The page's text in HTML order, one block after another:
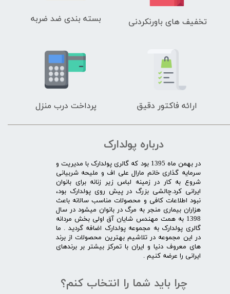
تخفیف های باورنکردنی بسته بندی ضد ضربه
ارائه فاکتور دقیق پرداخت درب منزل
درباره پولدارک
در بهمن ماه 1395 بود که گالری پولدارک با مدیریت و
سرمایه گذاری خانم مارال علی اف و ملیحه شربیانی
شروع به کار در زمینه لباس زیر زنانه برای بانوان
ایرانی کرد.چالشی بزرگ در پیش روی پولدارک بود،
نبود اطلاعات کافی و محصولات مناسب سالانه باعث
هزاران بیماری منجر به مرگ در بانوان میشود در سال
1398 به همت مهندس شایان آق اولی بخش مردانه
گالری پولدارک به مجموعه پولدارک اضافه گردید . ما
در این مجموعه در تلاشیم بهترین محصولات از برند
های معروف دنیا و ایران با تمرکز بیشتر بر برندهای
ایرانی را عرضه کنیم .​​​​​​​
چرا باید شما را انتخاب کنم؟